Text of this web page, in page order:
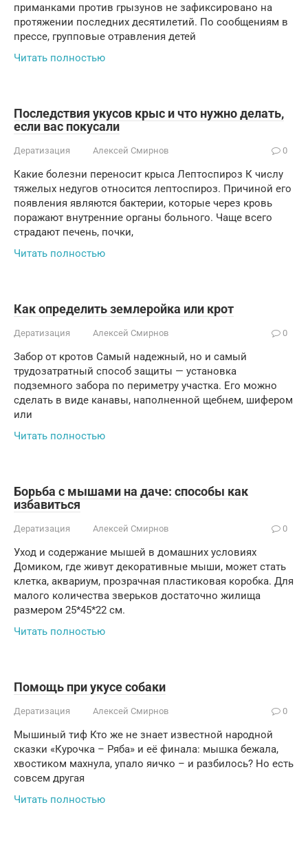
приманками против грызунов не зафиксировано на
протяжении последних десятилетий. По сообщениям в
прессе, групповые отравления детей
Читать полностью
Последствия укусов крыс и что нужно делать,
если вас покусали
Дератизация Алексей Смирнов 0
Какие болезни переносит крыса Лептоспироз К числу
тяжелых недугов относится лептоспироз. Причиной его
появления являются бактерии, которые через кровь
поражают внутренние органы больного. Чаще всего
страдают печень, почки,
Читать полностью
Как определить землеройка или крот
Дератизация Алексей Смирнов 0
Забор от кротов Самый надежный, но и самый
трудозатратный способ защиты — установка
подземного забора по периметру участка. Его можно
сделать в виде канавы, наполненной щебнем, шифером
или
Читать полностью
Борьба с мышами на даче: способы как
избавиться
Дератизация Алексей Смирнов 0
Уход и содержание мышей в домашних условиях
Домиком, где живут декоративные мыши, может стать
клетка, аквариум, прозрачная пластиковая коробка. Для
малого количества зверьков достаточно жилища
размером 25*45*22 см.
Читать полностью
Помощь при укусе собаки
Дератизация Алексей Смирнов 0
Мышиный тиф Кто же не знает известной народной
сказки «Курочка – Ряба» и её финала: мышка бежала,
хвостиком махнула, упало яичко – и разбилось? Но есть
совсем другая
Читать полностью